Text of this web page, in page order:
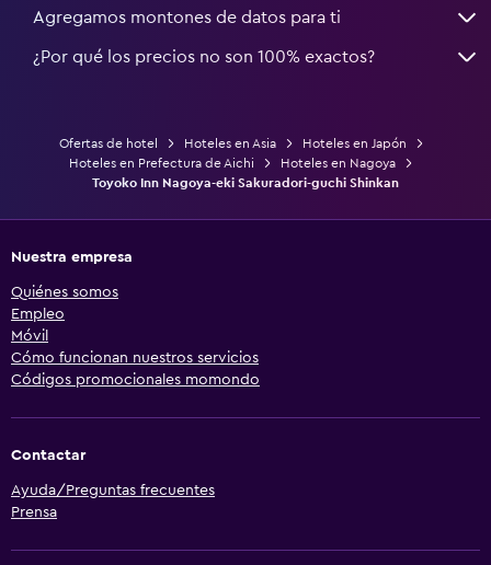
Agregamos montones de datos para ti
¿Por qué los precios no son 100% exactos?
Ofertas de hotel Hoteles en Asia
Hoteles en Japón
Hoteles en Prefectura de Aichi
Hoteles en Nagoya
Toyoko Inn Nagoya-eki Sakuradori-guchi Shinkan
Nuestra empresa
Quiénes somos
Empleo
Móvil
Cómo funcionan nuestros servicios
Códigos promocionales momondo
Contactar
Ayuda/Preguntas frecuentes
Prensa